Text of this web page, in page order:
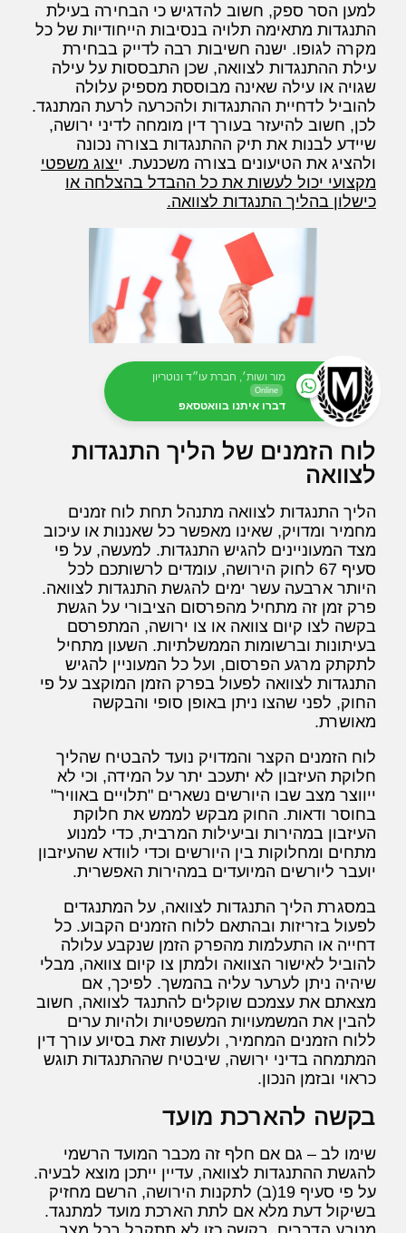
למען הסר ספק, חשוב להדגיש כי הבחירה בעילת
התנגדות מתאימה תלויה בנסיבות הייחודיות של כל
מקרה לגופו. ישנה חשיבות רבה לדייק בבחירת
עילת ההתנגדות לצוואה, שכן התבססות על עילה
שגויה או עילה שאינה מבוססת מספיק עלולה
להוביל לדחיית ההתנגדות ולהכרעה לרעת המתנגד.
לכן, חשוב להיעזר בעורך דין מומחה לדיני ירושה,
שיידע לבנות את תיק ההתנגדות בצורה נכונה
ולהציג את הטיעונים בצורה משכנעת. ייצוג משפטי
מקצועי יכול לעשות את כל ההבדל בהצלחה או
כישלון בהליך התנגדות לצוואה.
מור ושות׳, חברת עו״ד ונוטריון
Online
דברו איתנו בוואטסאפ
לוח הזמנים של הליך התנגדות
לצוואה
הליך התנגדות לצוואה מתנהל תחת לוח זמנים
מחמיר ומדויק, שאינו מאפשר כל שאננות או עיכוב
מצד המעוניינים להגיש התנגדות. למעשה, על פי
סעיף 67 לחוק הירושה, עומדים לרשותכם לכל
היותר ארבעה עשר ימים להגשת התנגדות לצוואה.
פרק זמן זה מתחיל מהפרסום הציבורי על הגשת
בקשה לצו קיום צוואה או צו ירושה, המתפרסם
בעיתונות וברשומות הממשלתיות. השעון מתחיל
לתקתק מרגע הפרסום, ועל כל המעוניין להגיש
התנגדות לצוואה לפעול בפרק הזמן המוקצב על פי
החוק, לפני שהצו ניתן באופן סופי והבקשה
מאושרת.
לוח הזמנים הקצר והמדויק נועד להבטיח שהליך
חלוקת העיזבון לא יתעכב יתר על המידה, וכי לא
ייווצר מצב שבו היורשים נשארים "תלויים באוויר"
בחוסר ודאות. החוק מבקש לממש את חלוקת
העיזבון במהירות וביעילות המרבית, כדי למנוע
מתחים ומחלוקות בין היורשים וכדי לוודא שהעיזבון
יועבר ליורשים המיועדים במהירות האפשרית.
במסגרת הליך התנגדות לצוואה, על המתנגדים
לפעול בזריזות ובהתאם ללוח הזמנים הקבוע. כל
דחייה או התעלמות מהפרק הזמן שנקבע עלולה
להוביל לאישור הצוואה ולמתן צו קיום צוואה, מבלי
שיהיה ניתן לערער עליה בהמשך. לפיכך, אם
מצאתם את עצמכם שוקלים להתנגד לצוואה, חשוב
להבין את המשמעויות המשפטיות ולהיות ערים
ללוח הזמנים המחמיר, ולעשות זאת בסיוע עורך דין
המתמחה בדיני ירושה, שיבטיח שההתנגדות תוגש
כראוי ובזמן הנכון.
בקשה להארכת מועד
שימו לב – גם אם חלף זה מכבר המועד הרשמי
להגשת ההתנגדות לצוואה, עדיין ייתכן מוצא לבעיה.
על פי סעיף 19(ב) לתקנות הירושה, הרשם מחזיק
בשיקול דעת מלא אם לתת הארכת מועד למתנגד.